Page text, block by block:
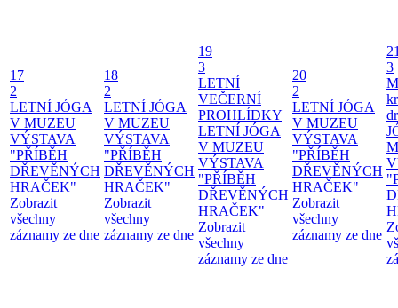
17
2
LETNÍ JÓGA
V MUZEU
VÝSTAVA
"PŘÍBĚH
DŘEVĚNÝCH
HRAČEK"
Zobrazit
všechny
záznamy ze dne
18
2
LETNÍ JÓGA
V MUZEU
VÝSTAVA
"PŘÍBĚH
DŘEVĚNÝCH
HRAČEK"
Zobrazit
všechny
záznamy ze dne
19
3
LETNÍ
VEČERNÍ
PROHLÍDKY
LETNÍ JÓGA
V MUZEU
VÝSTAVA
"PŘÍBĚH
DŘEVĚNÝCH
HRAČEK"
Zobrazit
všechny
záznamy ze dne
20
2
LETNÍ JÓGA
V MUZEU
VÝSTAVA
"PŘÍBĚH
DŘEVĚNÝCH
HRAČEK"
Zobrazit
všechny
záznamy ze dne
3